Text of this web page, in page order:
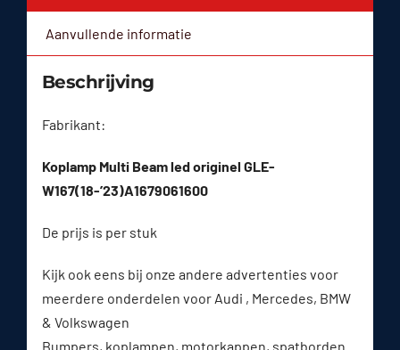
Aanvullende informatie
Beschrijving
Fabrikant:
Koplamp Multi Beam led originel GLE-
W167(18-’23)A1679061600
De prijs is per stuk
Kijk ook eens bij onze andere advertenties voor
meerdere onderdelen voor Audi , Mercedes, BMW
& Volkswagen
Bumpers, koplampen, motorkappen, spatborden